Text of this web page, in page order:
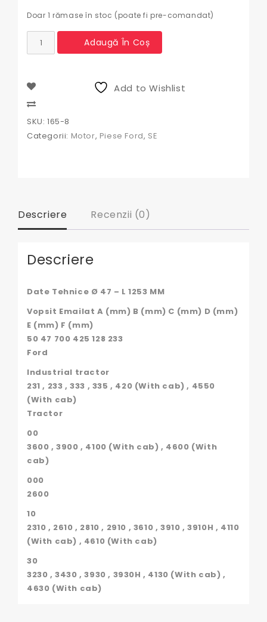
Doar 1 rămase în stoc (poate fi pre-comandat)
Cantitate
Toba
Adaugă În Coș
Add to Wishlist
SKU: 165-8
Categorii: Motor, Piese Ford, SE
Descriere Recenzii (0)
Descriere
Date Tehnice Ø 47 – L 1253 MM
Vopsit Emailat A (mm) B (mm) C (mm) D (mm)
E (mm) F (mm)
50 47 700 425 128 233
Ford
Industrial tractor
231 , 233 , 333 , 335 , 420 (With cab) , 4550
(With cab)
Tractor
00
3600 , 3900 , 4100 (With cab) , 4600 (With
cab)
000
2600
10
2310 , 2610 , 2810 , 2910 , 3610 , 3910 , 3910H , 4110
(With cab) , 4610 (With cab)
30
3230 , 3430 , 3930 , 3930H , 4130 (With cab) ,
4630 (With cab)